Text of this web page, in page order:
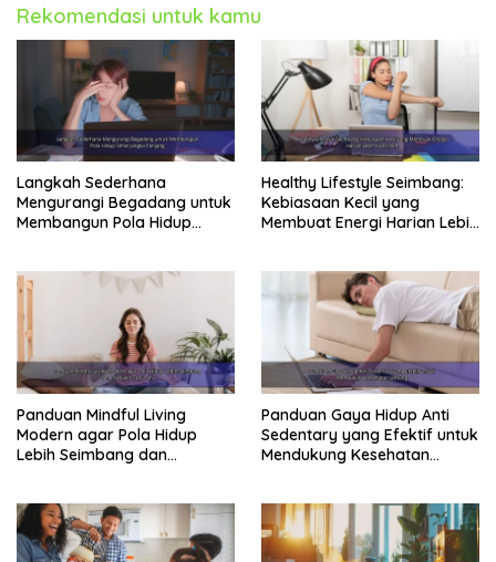
siang.
Berjalan kaki saat istirahat makan siang.
Manfaatkan waktu perjalanan untuk berjalan kaki
dari halte bus atau stasiun kereta.
Gabunglah klub olahraga atau kegiatan fisik di
luar jam kerja.
Manajemen Stres: Mengatasi
Tekanan Kerja
Stres kerja merupakan faktor yang dapat
memengaruhi kesehatan fisik dan mental.
Mengelola stres dengan baik adalah bagian
penting daripola hidup sehat untuk pekerja
kantoran. Stres berkepanjangan dapat
meningkatkan risiko berbagai penyakit.
Teknik Mengelola Stres di Tempat
Kerja:
Rekomendasi untuk kamu
Langkah Sederhana
Mengurangi Begadang untuk
Membangun Pola Hidup
Healthy Lifestyle Seimbang:
Kebiasaan Kecil yang
Membuat Energi Harian Lebih
Panduan Mindful Living
Modern agar Pola Hidup
Lebih Seimbang dan
Panduan Gaya Hidup Anti
Sedentary yang Efektif untuk
Mendukung Kesehatan